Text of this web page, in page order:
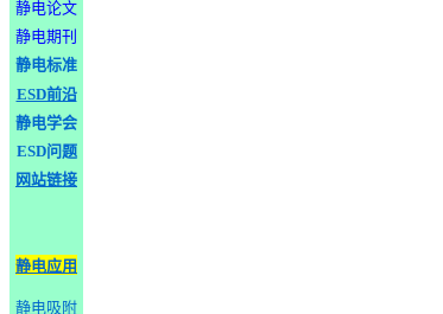
静电论文
静电期刊
静电标准
ESD前沿
静电学会
ESD问题
网站链接
静电应用
静电吸附